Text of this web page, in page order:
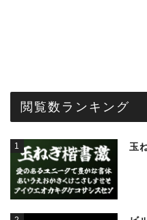
閲覧数ランキング
1 玉